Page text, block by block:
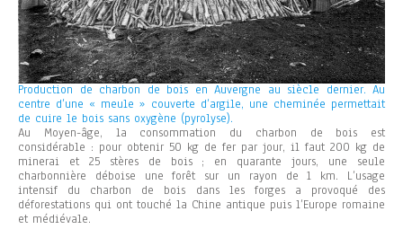
Production de charbon de bois en Auvergne au siècle dernier. Au
centre d’une « meule » couverte d’argile, une cheminée permettait
de cuire le bois sans oxygène (pyrolyse).
Au Moyen-âge, la consommation du charbon de bois est
considérable : pour obtenir 50 kg de fer par jour, il faut 200 kg de
minerai et 25 stères de bois ; en quarante jours, une seule
charbonnière déboise une forêt sur un rayon de 1 km. L’usage
intensif du charbon de bois dans les forges a provoqué des
déforestations qui ont touché la Chine antique puis l’Europe romaine
et médiévale.